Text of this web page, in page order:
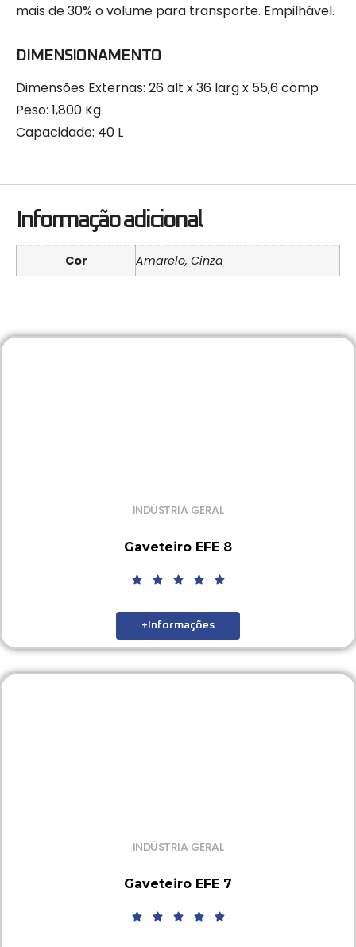
mais de 30% o volume para transporte. Empilhável.
DIMENSIONAMENTO
Dimensões Externas: 26 alt x 36 larg x 55,6 comp
Peso: 1,800 Kg
Capacidade: 40 L
Informação adicional
Cor Amarelo, Cinza
INDÚSTRIA GERAL
Gaveteiro EFE 8
+Informações
INDÚSTRIA GERAL
Gaveteiro EFE 7